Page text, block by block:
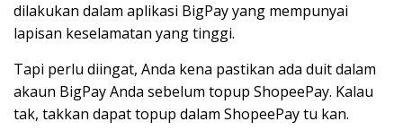
dilakukan dalam aplikasi BigPay yang mempunyai
lapisan keselamatan yang tinggi.
Tapi perlu diingat, Anda kena pastikan ada duit dalam
akaun BigPay Anda sebelum topup ShopeePay. Kalau
tak, takkan dapat topup dalam ShopeePay tu kan.